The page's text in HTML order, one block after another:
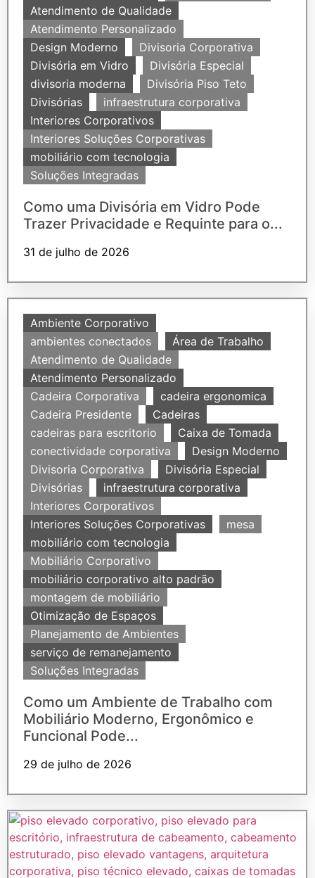
Atendimento de Qualidade
Atendimento Personalizado
Design Moderno
Divisoria Corporativa
Divisória em Vidro
Divisória Especial
divisoria moderna
Divisória Piso Teto
Divisórias
infraestrutura corporativa
Interiores Corporativos
Interiores Soluções Corporativas
mobiliário com tecnologia
Soluções Integradas
Como uma Divisória em Vidro Pode
Trazer Privacidade e Requinte para o...
31 de julho de 2026
Ambiente Corporativo
ambientes conectados
Área de Trabalho
Atendimento de Qualidade
Atendimento Personalizado
Cadeira Corporativa
cadeira ergonomica
Cadeira Presidente
Cadeiras
cadeiras para escritorio
Caixa de Tomada
conectividade corporativa
Design Moderno
Divisoria Corporativa
Divisória Especial
Divisórias
infraestrutura corporativa
Interiores Corporativos
Interiores Soluções Corporativas
mesa
mobiliário com tecnologia
Mobiliário Corporativo
mobiliário corporativo alto padrão
montagem de mobiliário
Otimização de Espaços
Planejamento de Ambientes
serviço de remanejamento
Soluções Integradas
Como um Ambiente de Trabalho com
Mobiliário Moderno, Ergonômico e
Funcional Pode...
29 de julho de 2026